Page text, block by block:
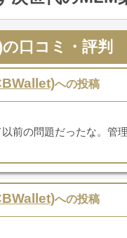
口コミ・評判
への投稿
前の問題だったな。
への投稿